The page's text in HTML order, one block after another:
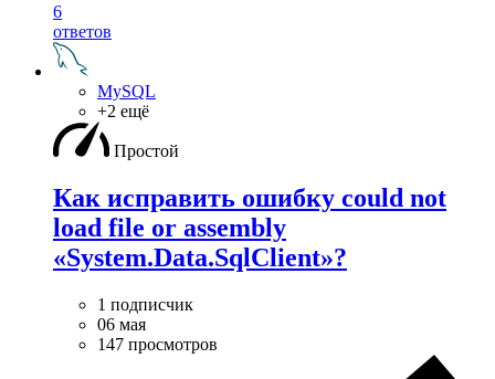
6
ответов
MySQL
+2 ещё
Простой
Как исправить ошибку could not
load file or assembly
«System.Data.SqlClient»?
1 подписчик
06 мая
147 просмотров